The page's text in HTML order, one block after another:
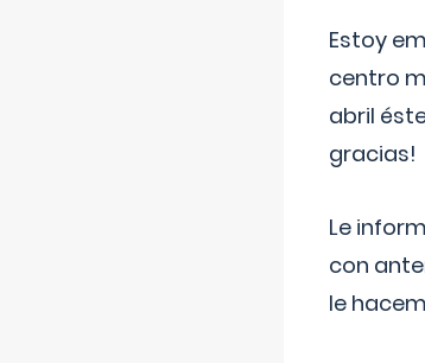
Estoy
centro
abril
gracias!
Le
con
le